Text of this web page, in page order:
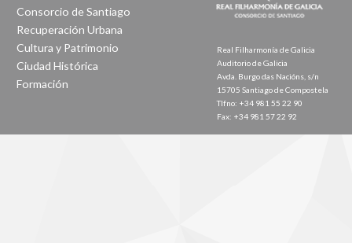
Consorcio de Santiago
Recuperación Urbana
Cultura y Patrimonio
Ciudad Histórica
Formación
Real Filharmonía de Galicia
Auditorio de Galicia
Avda. Burgo das Nacións, s/n
15705 Santiago de Compostela
Tlfno: +34 981 55 22 90
Fax: +34 981 57 22 92